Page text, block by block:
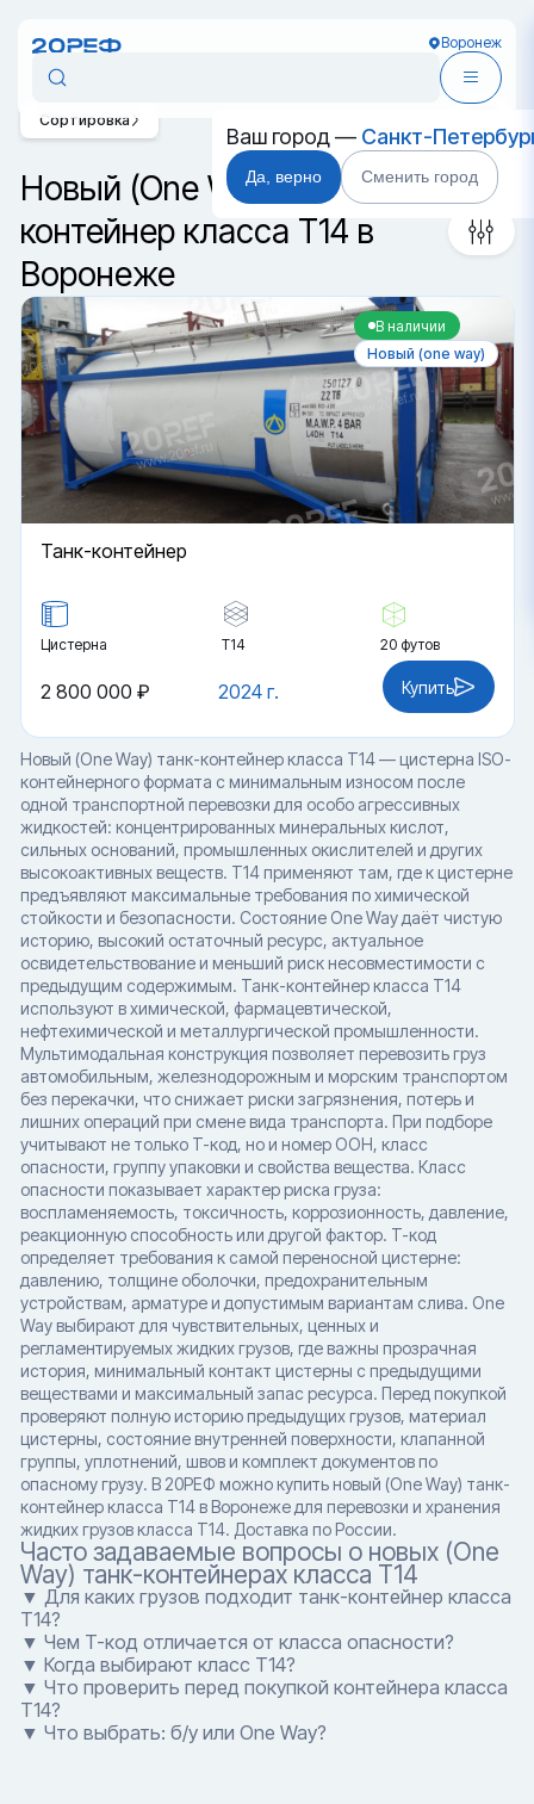
Воронеж
Ваш город — Санкт-
Да, верно Сменить город
Новый (One Way) танк-
контейнер класса T14 в
Воронеже
Сортировка
В наличии
Новый (one way)
Танк-контейнер
Цистерна Т14 20 футов
2024 г.
2 800 000 ₽ Купить
Новый (One Way) танк-контейнер класса T14 — цистерна ISO-
контейнерного формата с минимальным износом после
одной транспортной перевозки для особо агрессивных
жидкостей: концентрированных минеральных кислот,
сильных оснований, промышленных окислителей и других
высокоактивных веществ. T14 применяют там, где к цистерне
предъявляют максимальные требования по химической
стойкости и безопасности. Состояние One Way даёт чистую
историю, высокий остаточный ресурс, актуальное
освидетельствование и меньший риск несовместимости с
предыдущим содержимым. Танк-контейнер класса T14
используют в химической, фармацевтической,
нефтехимической и металлургической промышленности.
Мультимодальная конструкция позволяет перевозить груз
автомобильным, железнодорожным и морским транспортом
без перекачки, что снижает риски загрязнения, потерь и
лишних операций при смене вида транспорта. При подборе
учитывают не только T-код, но и номер ООН, класс
опасности, группу упаковки и свойства вещества. Класс
опасности показывает характер риска груза:
воспламеняемость, токсичность, коррозионность, давление,
реакционную способность или другой фактор. T-код
определяет требования к самой переносной цистерне:
давлению, толщине оболочки, предохранительным
устройствам, арматуре и допустимым вариантам слива. One
Way выбирают для чувствительных, ценных и
регламентируемых жидких грузов, где важны прозрачная
история, минимальный контакт цистерны с предыдущими
веществами и максимальный запас ресурса. Перед покупкой
проверяют полную историю предыдущих грузов, материал
цистерны, состояние внутренней поверхности, клапанной
группы, уплотнений, швов и комплект документов по
опасному грузу. В 20РЕФ можно купить новый (One Way) танк-
контейнер класса T14 в Воронеже для перевозки и хранения
жидких грузов класса T14. Доставка по России.
Часто задаваемые вопросы о новых (One
Way) танк-контейнерах класса T14
▼ Для каких грузов подходит танк-контейнер класса
T14?
▼ Чем T-код отличается от класса опасности?
▼ Когда выбирают класс T14?
▼ Что проверить перед покупкой контейнера класса
T14?
▼ Что выбрать: б/у или One Way?